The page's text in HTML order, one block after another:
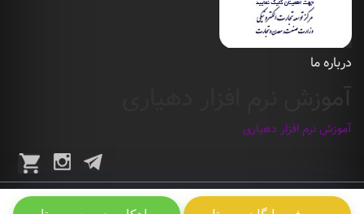
درباره ما
آموزش نرم افزار دهیاری
اخبارمنتشر شده در ایران دهیار از سایت های مرتبط با حوزه ی دهیاری و روستا جمع آوری می